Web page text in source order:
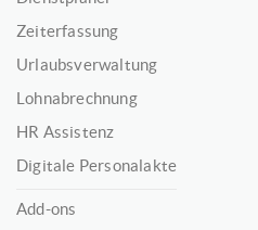
Zeiterfassung
Urlaubsverwaltung
Lohnabrechnung
HR Assistenz
Digitale Personalakte
Add-ons